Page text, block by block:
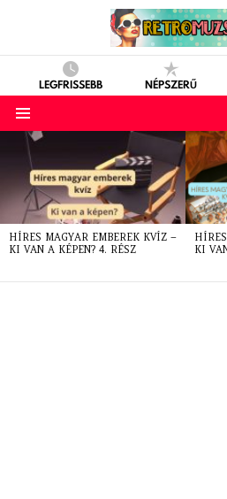
LEGFRISSEBB NÉPSZERŰ
LATEST
STORIES
HÍRES MAGYAR EMBEREK KVÍZ –
KI VAN A KÉPEN? 4. RÉSZ
KI